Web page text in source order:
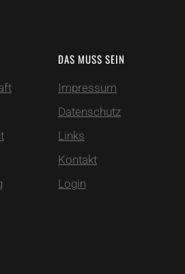
DAS MUSS SEIN
Impressum
Datenschutz
Links
Kontakt
Login